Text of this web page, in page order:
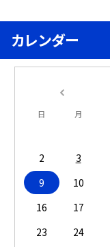
カレンダー
日 月
2
3
9
10
16
17
23
24